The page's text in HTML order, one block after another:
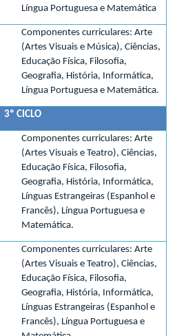
Língua Portuguesa e Matemática
Componentes curriculares: Arte
(Artes Visuais e Música), Ciências,
Educação Física, Filosofia,
Geografia, História, Informática,
Língua Portuguesa e Matemática.
3º CICLO
Componentes curriculares: Arte
(Artes Visuais e Teatro), Ciências,
Educação Física, Filosofia,
Geografia, História, Informática,
Línguas Estrangeiras (Espanhol e
Francês), Língua Portuguesa e
Matemática.
Componentes curriculares: Arte
(Artes Visuais e Teatro), Ciências,
Educação Física, Filosofia,
Geografia, História, Informática,
Línguas Estrangeiras (Espanhol e
Francês), Língua Portuguesa e